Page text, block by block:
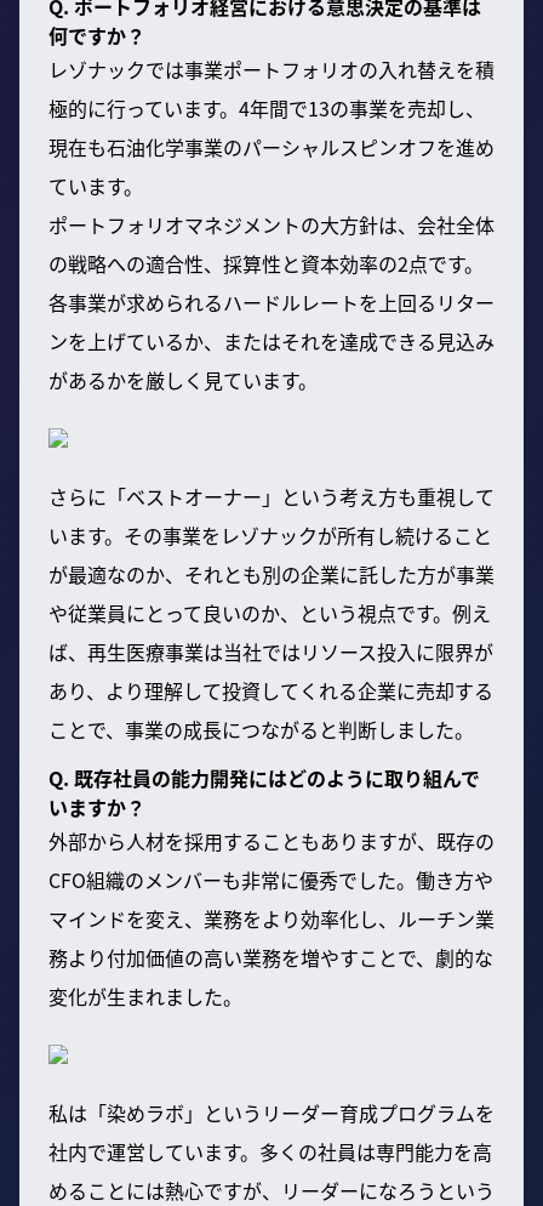
何ですか？
レゾナックでは事業ポートフォリオの入れ替えを積
極的に行っています。4年間で13の事業を売却し、
現在も石油化学事業のパーシャルスピンオフを進め
ています。
ポートフォリオマネジメントの大方針は、会社全体
の戦略への適合性、採算性と資本効率の2点です。
各事業が求められるハードルレートを上回るリター
ンを上げているか、またはそれを達成できる見込み
があるかを厳しく見ています。
さらに「ベストオーナー」という考え方も重視して
います。その事業をレゾナックが所有し続けること
が最適なのか、それとも別の企業に託した方が事業
や従業員にとって良いのか、という視点です。例え
ば、再生医療事業は当社ではリソース投入に限界が
あり、より理解して投資してくれる企業に売却する
ことで、事業の成長につながると判断しました。
Q. 既存社員の能力開発にはどのように取り組んで
いますか？
外部から人材を採用することもありますが、既存の
CFO組織のメンバーも非常に優秀でした。働き方や
マインドを変え、業務をより効率化し、ルーチン業
務より付加価値の高い業務を増やすことで、劇的な
変化が生まれました。
私は「染めラボ」というリーダー育成プログラムを
社内で運営しています。多くの社員は専門能力を高
めることには熱心ですが、リーダーになろうという